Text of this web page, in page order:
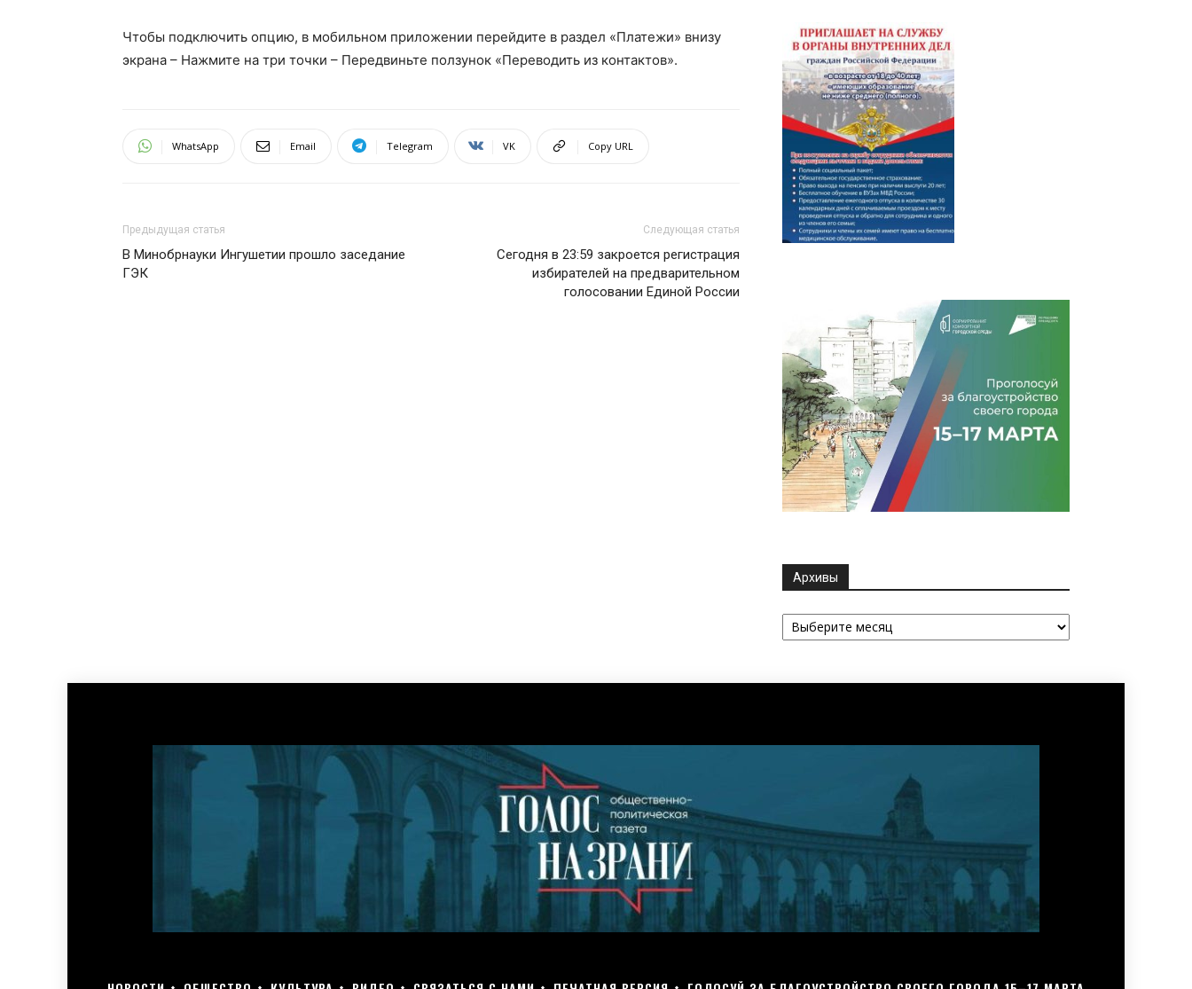
Чтобы подключить опцию, в мобильном приложении перейдите в раздел «Платежи» внизу
экрана – Нажмите на три точки – Передвиньте ползунок «Переводить из контактов».
WhatsApp Email Telegram VK Copy URL
Предыдущая статья
В Минобрнауки Ингушетии прошло заседание
ГЭК
Следующая статья
Сегодня в 23:59 закроется регистрация
избирателей на предварительном
голосовании Единой России
Архивы
Архивы